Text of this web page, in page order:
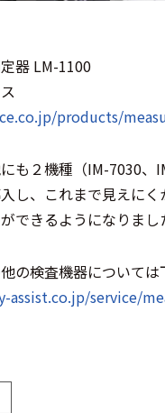
器 LM-1100
products/
も２機種（IM-7030、
し、これまで見えにく
できるようになりま
の検査機器については
assist.co.jp/service/